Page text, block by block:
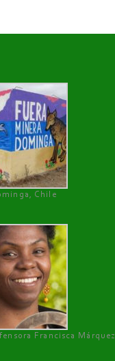
Chile
Francisca Márquez